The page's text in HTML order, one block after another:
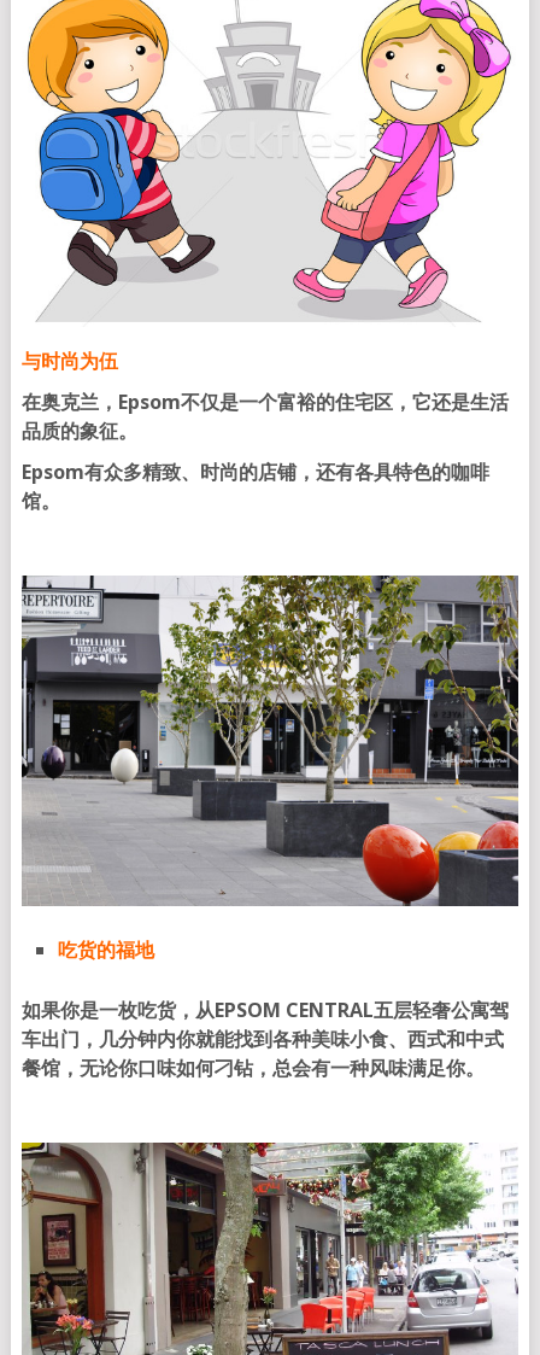
与时尚为伍
在奥克兰， Epsom不仅是一个富裕的住宅区，它还是生活
品质的象征。
Epsom有众多精致、时尚的店铺，还有各具特色的咖啡
馆。
吃货的福地
如果你是一枚吃货，从EPSOM CENTRAL五层轻奢公寓驾
车出门，几分钟内你就能找到各种美味小食、西式和中式
餐馆，无论你口味如何刁钻，总会有一种风味满足你。